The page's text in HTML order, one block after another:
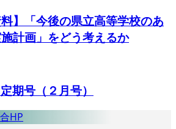
料】「今後の県立高等学校のあ
計画」をどう考えるか
期号（２月号）
HP